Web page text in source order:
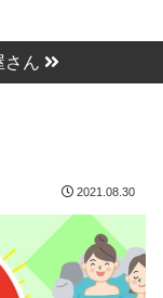
さん
2021.08.30